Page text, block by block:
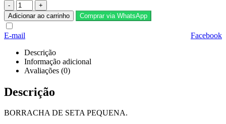
-
+
Adicionar ao carrinho
Comprar via WhatsApp
Facebook
E-mail
Descrição
Informação adicional
Avaliações (0)
Descrição
BORRACHA DE SETA PEQUENA.